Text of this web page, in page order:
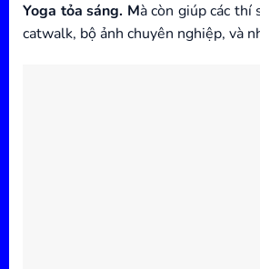
Yoga tỏa sáng. Mà còn giúp các thí
catwalk, bộ ảnh chuyên nghiệp, và